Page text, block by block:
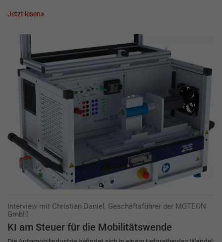
Jetzt lesen
Interview mit Christian Daniel, Geschäftsführer der MOTEON
GmbH
KI am Steuer für die Mobilitätswende